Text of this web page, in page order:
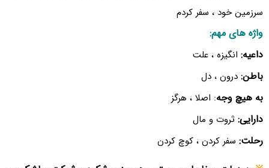
سرزمین خود ، سفر کردم
واژه های مهم:
داعیه: انگیزه ، علت
باطن: درون ، دل
به هیچ وجه: اصلا ، هرگز
دارایی: ثروت و مال
رحلت: سفر کردن ، کوچ کردن